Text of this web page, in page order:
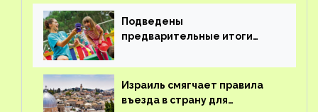
Подведены
предварительные итоги
Израиль смягчает правила
въезда в страну для